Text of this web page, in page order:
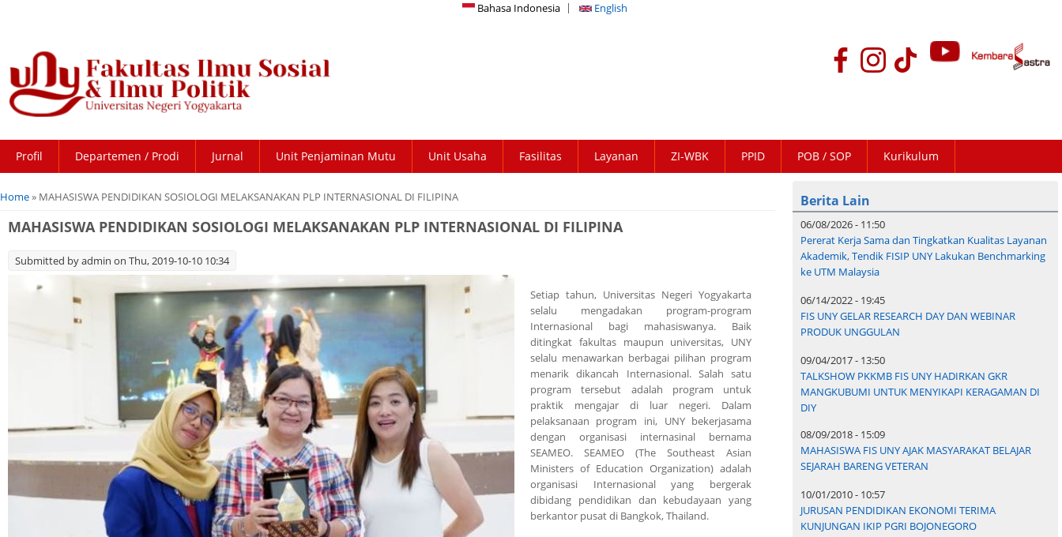
Bahasa Indonesia English
Profil Departemen / Prodi Jurnal Unit Penjaminan Mutu Unit Usaha Fasilitas Layanan ZI-WBK PPID POB / SOP Kurikulum
You are here
Home» MAHASISWA PENDIDIKAN SOSIOLOGI MELAKSANAKAN PLP INTERNASIONAL DI FILIPINA
MAHASISWA PENDIDIKAN SOSIOLOGI MELAKSANAKAN PLP INTERNASIONAL DI FILIPINA
Submitted byadmin on Thu, 2019-10-10 10:34
Setiap tahun, Universitas Negeri Yogyakarta
selalu mengadakan program-program
Internasional bagi mahasiswanya. Baik
ditingkat fakultas maupun universitas, UNY
selalu menawarkan berbagai pilihan program
menarik dikancah Internasional. Salah satu
program tersebut adalah program untuk
praktik mengajar di luar negeri. Dalam
pelaksanaan program ini, UNY bekerjasama
dengan organisasi internasinal bernama
SEAMEO. SEAMEO (The Southeast Asian
Ministers of Education Organization) adalah
organisasi Internasional yang bergerak
dibidang pendidikan dan kebudayaan yang
berkantor pusat di Bangkok, Thailand.
Berita Lain
06/08/2026 - 11:50
Pererat Kerja Sama dan Tingkatkan Kualitas Layanan
Akademik, Tendik FISIP UNY Lakukan Benchmarking
ke UTM Malaysia
06/14/2022 - 19:45
FIS UNY GELAR RESEARCH DAY DAN WEBINAR
PRODUK UNGGULAN
09/04/2017 - 13:50
TALKSHOW PKKMB FIS UNY HADIRKAN GKR
MANGKUBUMI UNTUK MENYIKAPI KERAGAMAN DI
DIY
08/09/2018 - 15:09
MAHASISWA FIS UNY AJAK MASYARAKAT BELAJAR
SEJARAH BARENG VETERAN
10/01/2010 - 10:57
JURUSAN PENDIDIKAN EKONOMI TERIMA
KUNJUNGAN IKIP PGRI BOJONEGORO